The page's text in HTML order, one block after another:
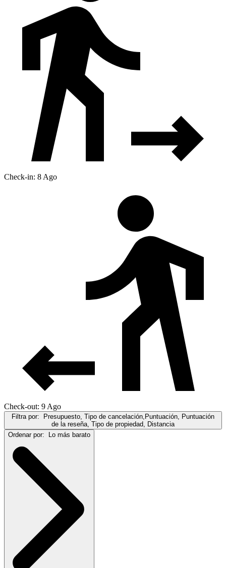
Check-in: 8 Ago
Check-out: 9 Ago
Filtra por:
Presupuesto, Tipo de cancelación,Puntuación, Puntuación
de la reseña, Tipo de propiedad, Distancia
Ordenar por:
Lo más barato